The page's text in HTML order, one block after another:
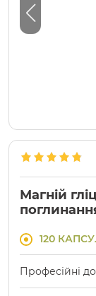
Магній
120
Професійні